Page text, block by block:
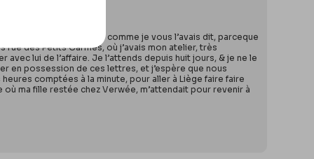
je devais le faire, & comme je vous l’avais dit, parceque
des Petits Carmes, où j’avais mon atelier, très
lui de l’affaire. Je l’attends depuis huit jours, & je ne le
en possession de ces lettres, et j’espère que nous
comptées à la minute, pour aller à Liège faire faire
ma fille restée chez Verwée, m’attendait pour revenir à